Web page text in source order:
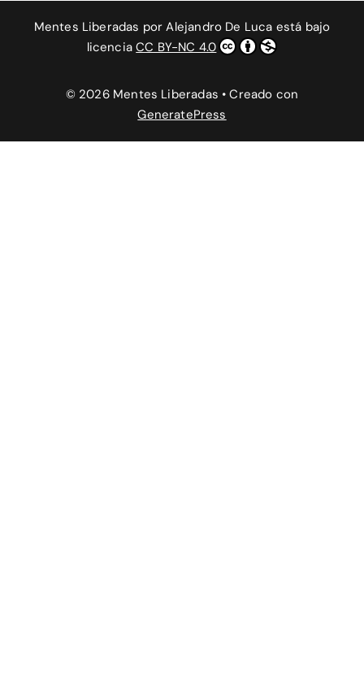
Mentes Liberadas porAlejandro De Luca está bajo
licenciaCC BY-NC 4.0
© 2026 Mentes Liberadas • Creado con
GeneratePress